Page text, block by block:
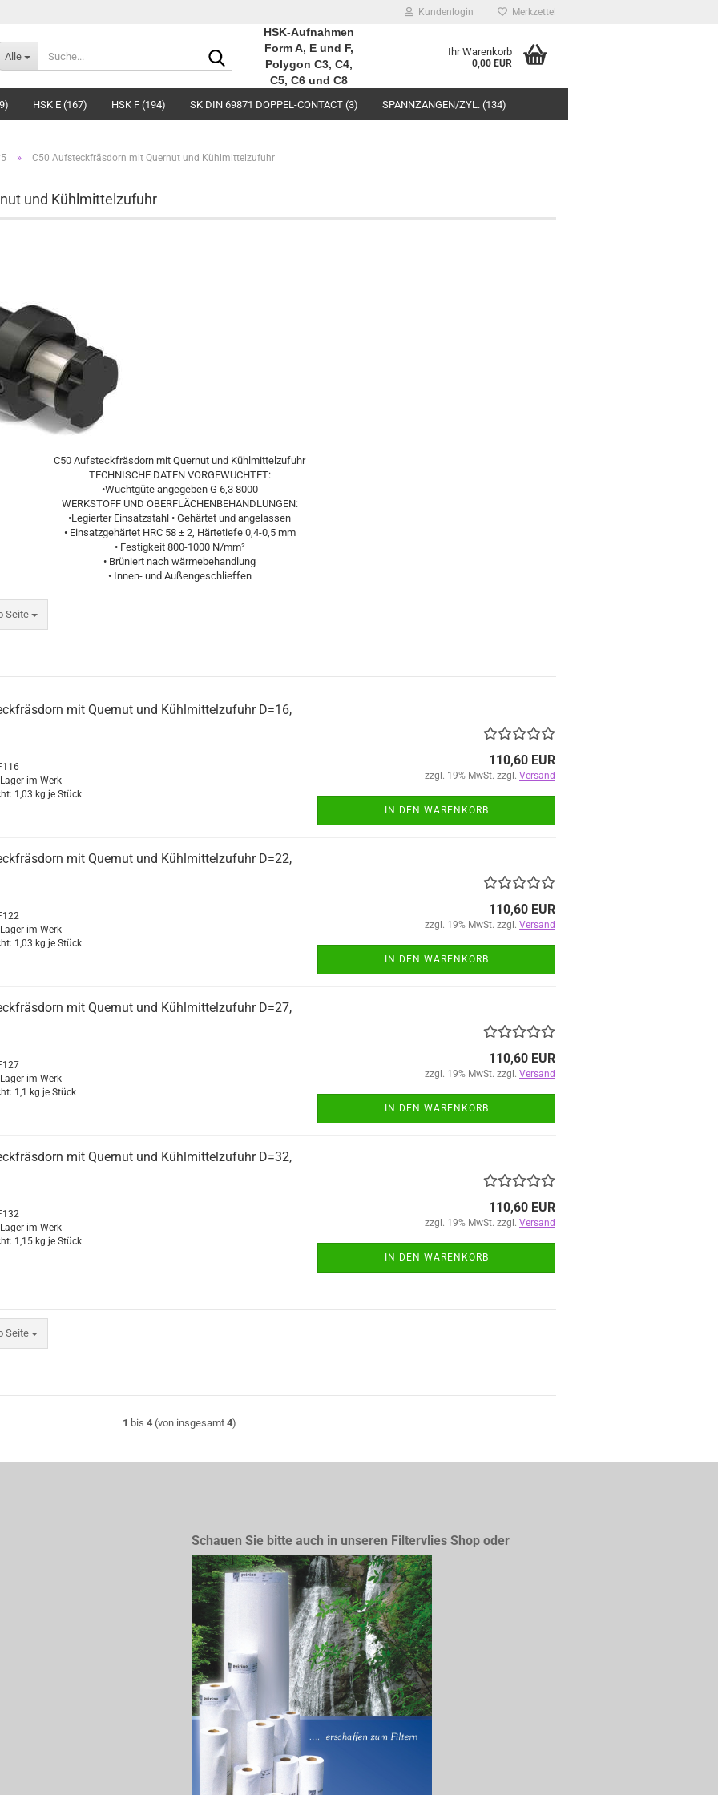
Kundenlogin Merkzettel
Alle
Suche...
HSK-Aufnahmen
Form A, E und F,
Polygon C3, C4,
C5, C6 und C8
Ihr Warenkorb
0,00 EUR
HSK E (167) HSK F (194) SK DIN 69871 DOPPEL-CONTACT (3) SPANNZANGEN/ZYL. (134)
» C50 Aufsteckfräsdorn mit Quernut und Kühlmittelzufuhr
und Kühlmittelzufuhr
C50 Aufsteckfräsdorn mit Quernut und Kühlmittelzufuhr
TECHNISCHE DATEN VORGEWUCHTET:
•Wuchtgüte angegeben G 6,3 8000
WERKSTOFF UND OBERFLÄCHENBEHANDLUNGEN:
•Legierter Einsatzstahl • Gehärtet und angelassen
• Einsatzgehärtet HRC 58 ± 2, Härtetiefe 0,4-0,5 mm
• Festigkeit 800-1000 N/mm²
• Brüniert nach wärmebehandlung
• Innen- und Außengeschlieffen
Seite
mit Quernut und Kühlmittelzufuhr D=16,
im Werk
1,03 kg je Stück
110,60 EUR
zzgl. 19% MwSt. zzgl. Versand
IN DEN WARENKORB
mit Quernut und Kühlmittelzufuhr D=22,
im Werk
1,03 kg je Stück
110,60 EUR
zzgl. 19% MwSt. zzgl. Versand
IN DEN WARENKORB
mit Quernut und Kühlmittelzufuhr D=27,
im Werk
1,1 kg je Stück
110,60 EUR
zzgl. 19% MwSt. zzgl. Versand
IN DEN WARENKORB
mit Quernut und Kühlmittelzufuhr D=32,
im Werk
1,15 kg je Stück
110,60 EUR
zzgl. 19% MwSt. zzgl. Versand
IN DEN WARENKORB
Seite
1 bis 4 (von insgesamt 4)
Schauen Sie bitte auch in unseren Filtervlies Shop oder